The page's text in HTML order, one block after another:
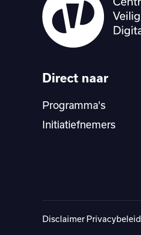
Direct naar
Programma's
Initiatiefnemers
Disclaimer Privacybeleid